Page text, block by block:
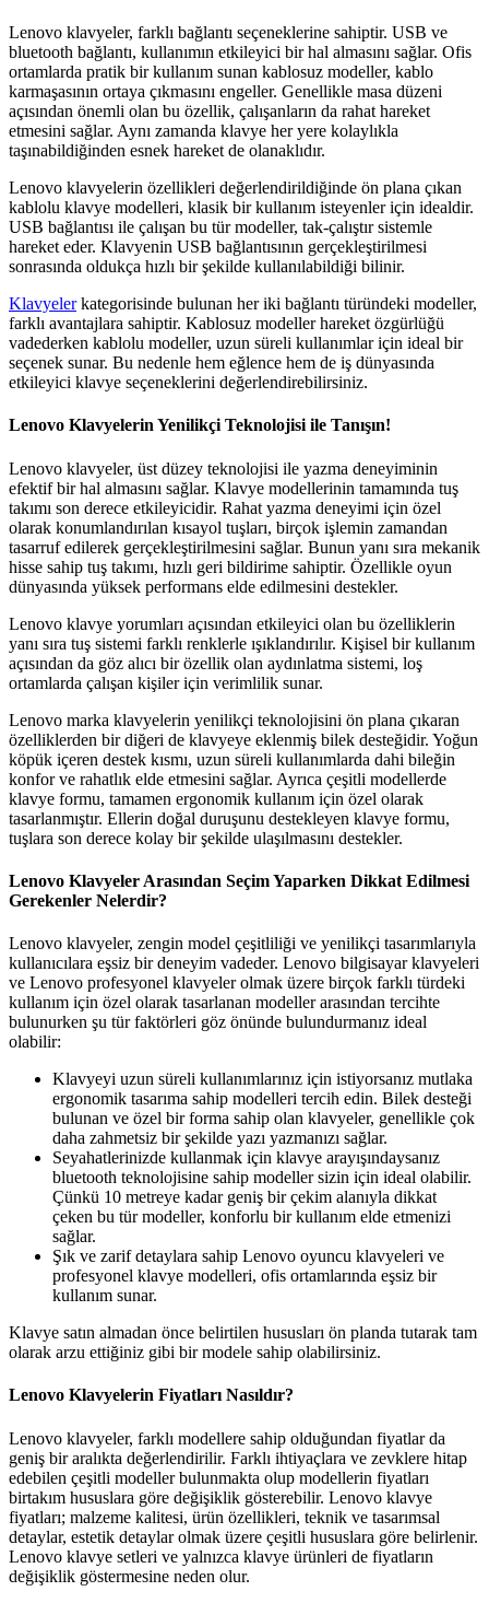
Lenovo klavyeler, farklı bağlantı seçeneklerine sahiptir. USB ve
bluetooth bağlantı, kullanımın etkileyici bir hal almasını sağlar. Ofis
ortamlarda pratik bir kullanım sunan kablosuz modeller, kablo
karmaşasının ortaya çıkmasını engeller. Genellikle masa düzeni
açısından önemli olan bu özellik, çalışanların da rahat hareket
etmesini sağlar. Aynı zamanda klavye her yere kolaylıkla
taşınabildiğinden esnek hareket de olanaklıdır.
Lenovo klavyelerin özellikleri değerlendirildiğinde ön plana çıkan
kablolu klavye modelleri, klasik bir kullanım isteyenler için idealdir.
USB bağlantısı ile çalışan bu tür modeller, tak-çalıştır sistemle
hareket eder. Klavyenin USB bağlantısının gerçekleştirilmesi
sonrasında oldukça hızlı bir şekilde kullanılabildiği bilinir.
Klavyelerkategorisinde bulunan her iki bağlantı türündeki modeller,
farklı avantajlara sahiptir. Kablosuz modeller hareket özgürlüğü
vadederken kablolu modeller, uzun süreli kullanımlar için ideal bir
seçenek sunar. Bu nedenle hem eğlence hem de iş dünyasında
etkileyici klavye seçeneklerini değerlendirebilirsiniz.
Lenovo Klavyelerin Yenilikçi Teknolojisi ile Tanışın!
Lenovo klavyeler, üst düzey teknolojisi ile yazma deneyiminin
efektif bir hal almasını sağlar. Klavye modellerinin tamamında tuş
takımı son derece etkileyicidir. Rahat yazma deneyimi için özel
olarak konumlandırılan kısayol tuşları, birçok işlemin zamandan
tasarruf edilerek gerçekleştirilmesini sağlar. Bunun yanı sıra mekanik
hisse sahip tuş takımı, hızlı geri bildirime sahiptir. Özellikle oyun
dünyasında yüksek performans elde edilmesini destekler.
Lenovo klavye yorumları açısından etkileyici olan bu özelliklerin
yanı sıra tuş sistemi farklı renklerle ışıklandırılır. Kişisel bir kullanım
açısından da göz alıcı bir özellik olan aydınlatma sistemi, loş
ortamlarda çalışan kişiler için verimlilik sunar.
Lenovo marka klavyelerin yenilikçi teknolojisini ön plana çıkaran
özelliklerden bir diğeri de klavyeye eklenmiş bilek desteğidir. Yoğun
köpük içeren destek kısmı, uzun süreli kullanımlarda dahi bileğin
konfor ve rahatlık elde etmesini sağlar. Ayrıca çeşitli modellerde
klavye formu, tamamen ergonomik kullanım için özel olarak
tasarlanmıştır. Ellerin doğal duruşunu destekleyen klavye formu,
tuşlara son derece kolay bir şekilde ulaşılmasını destekler.
Lenovo Klavyeler Arasından Seçim Yaparken Dikkat Edilmesi
Gerekenler Nelerdir?
Lenovo klavyeler, zengin model çeşitliliği ve yenilikçi tasarımlarıyla
kullanıcılara eşsiz bir deneyim vadeder. Lenovo bilgisayar klavyeleri
ve Lenovo profesyonel klavyeler olmak üzere birçok farklı türdeki
kullanım için özel olarak tasarlanan modeller arasından tercihte
bulunurken şu tür faktörleri göz önünde bulundurmanız ideal
olabilir:
Klavyeyi uzun süreli kullanımlarınız için istiyorsanız mutlaka
ergonomik tasarıma sahip modelleri tercih edin. Bilek desteği
bulunan ve özel bir forma sahip olan klavyeler, genellikle çok
daha zahmetsiz bir şekilde yazı yazmanızı sağlar.
Seyahatlerinizde kullanmak için klavye arayışındaysanız
bluetooth teknolojisine sahip modeller sizin için ideal olabilir.
Çünkü 10 metreye kadar geniş bir çekim alanıyla dikkat
çeken bu tür modeller, konforlu bir kullanım elde etmenizi
sağlar.
Şık ve zarif detaylara sahip Lenovo oyuncu klavyeleri ve
profesyonel klavye modelleri, ofis ortamlarında eşsiz bir
kullanım sunar.
Klavye satın almadan önce belirtilen hususları ön planda tutarak tam
olarak arzu ettiğiniz gibi bir modele sahip olabilirsiniz.
Lenovo Klavyelerin Fiyatları Nasıldır?
Lenovo klavyeler, farklı modellere sahip olduğundan fiyatlar da
geniş bir aralıkta değerlendirilir. Farklı ihtiyaçlara ve zevklere hitap
edebilen çeşitli modeller bulunmakta olup modellerin fiyatları
birtakım hususlara göre değişiklik gösterebilir. Lenovo klavye
fiyatları; malzeme kalitesi, ürün özellikleri, teknik ve tasarımsal
detaylar, estetik detaylar olmak üzere çeşitli hususlara göre belirlenir.
Lenovo klavye setleri ve yalnızca klavye ürünleri de fiyatların
değişiklik göstermesine neden olur.